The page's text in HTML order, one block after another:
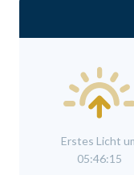
Erstes Licht
05:46:15